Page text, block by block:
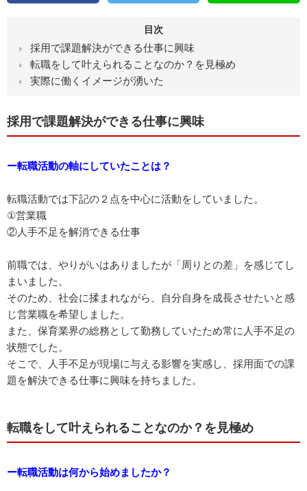
目次
採用で課題解決ができる仕事に興味
転職をして叶えられることなのか？を見極め
実際に働くイメージが湧いた
採用で課題解決ができる仕事に興味
ー転職活動の軸にしていたことは？
転職活動では下記の２点を中心に活動をしていました。
①営業職
②人手不足を解消できる仕事
前職では、やりがいはありましたが「周りとの差」を感じてし
まいました。
そのため、社会に揉まれながら、自分自身を成長させたいと感
じ営業職を希望しました。
また、保育業界の総務として勤務していたため常に人手不足の
状態でした。
そこで、人手不足が現場に与える影響を実感し、採用面での課
題を解決できる仕事に興味を持ちました。
転職をして叶えられることなのか？を見極め
ー転職活動は何から始めましたか？